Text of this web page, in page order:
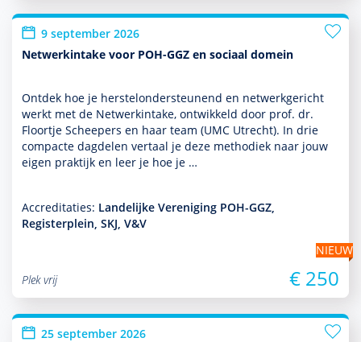
9 september 2026
Netwerkintake voor POH-GGZ en sociaal domein
Ontdek hoe je herstelonder­steunend en netwerkgericht
werkt met de Netwerkintake, ontwik­keld door prof. dr.
Floortje Scheepers en haar team (UMC Utrecht). In drie
compacte dagdelen vertaal je deze metho­diek naar jouw
eigen prak­tijk en leer je hoe je …
Accreditaties: Landelijke Vereniging POH-GGZ,
Registerplein, SKJ, V&V
NIEUW
Plek vrij
€ 250
25 september 2026